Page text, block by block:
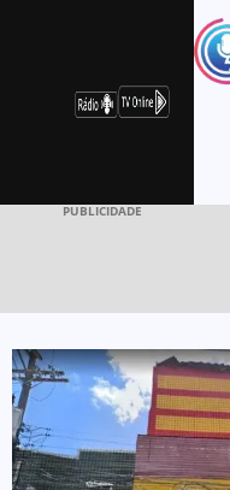
PUBLICIDADE